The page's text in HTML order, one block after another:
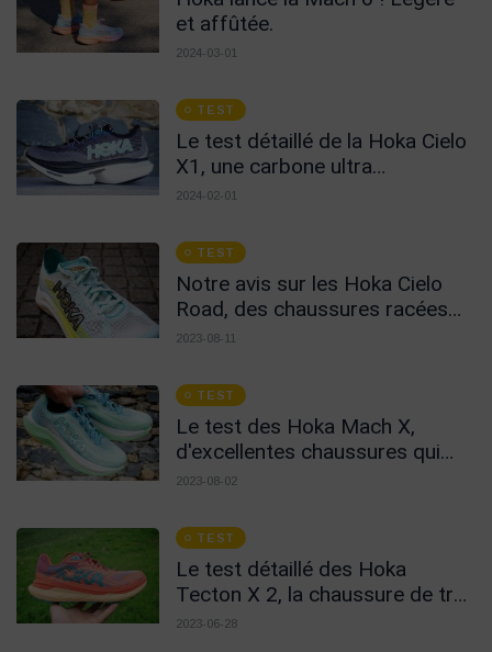
et affûtée.
2024-03-01
TEST
Le test détaillé de la Hoka Cielo
X1, une carbone ultra
performante !
2024-02-01
TEST
Notre avis sur les Hoka Cielo
Road, des chaussures racées
pour le court !
2023-08-11
TEST
Le test des Hoka Mach X,
d'excellentes chaussures qui
peuvent tout faire ?
2023-08-02
TEST
Le test détaillé des Hoka
Tecton X 2, la chaussure de trail
carbone Hoka !
2023-06-28